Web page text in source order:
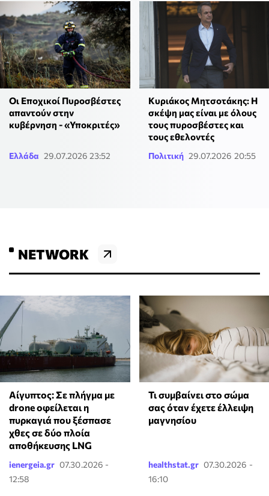
Οι Εποχικοί Πυροσβέστες
απαντούν στην
κυβέρνηση - «Υποκριτές»
Ελλάδα 29.07.2026 23:52
Κυριάκος Μητσοτάκης: Η
σκέψη μας είναι με όλους
τους πυροσβέστες και
τους εθελοντές
Πολιτική 29.07.2026 20:55
NETWORK
Αίγυπτος: Σε πλήγμα με
drone οφείλεται η
πυρκαγιά που ξέσπασε
χθες σε δύο πλοία
αποθήκευσης LNG
ienergeia.gr 07.30.2026 -
12:58
Τι συμβαίνει στο σώμα
σας όταν έχετε έλλειψη
μαγνησίου
healthstat.gr 07.30.2026 -
16:10